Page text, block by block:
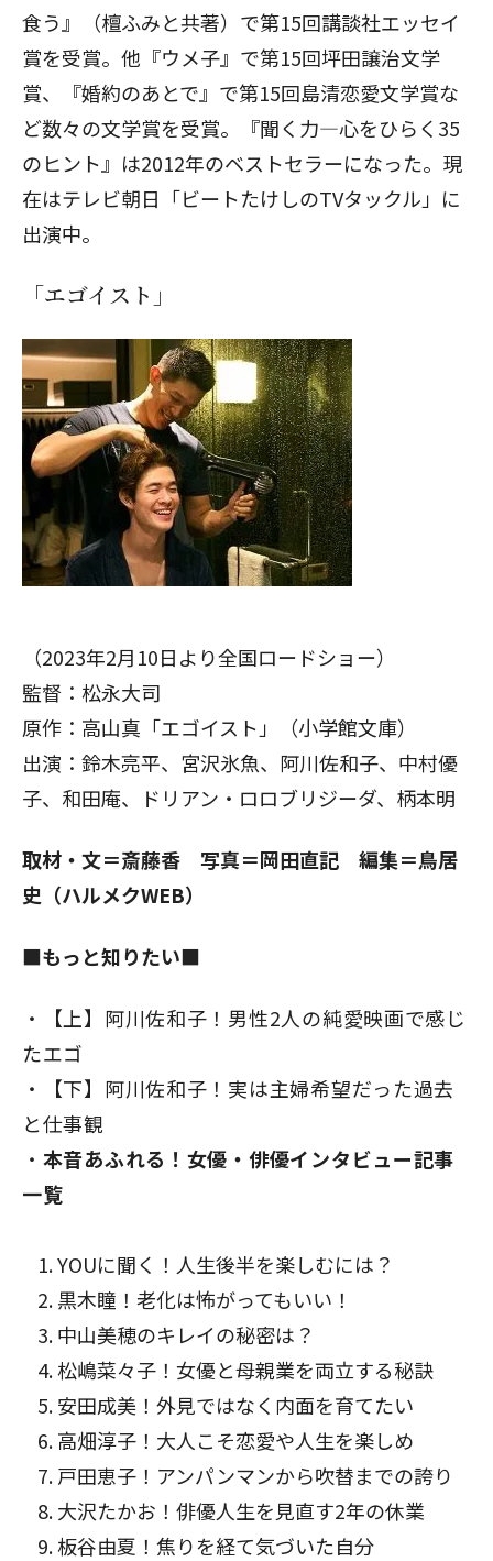
食う』（檀ふみと共著）で第15回講談社エッセイ
賞を受賞。他『ウメ子』で第15回坪田譲治文学
賞、『婚約のあとで』で第15回島清恋愛文学賞な
ど数々の文学賞を受賞。『聞く力―心をひらく35
のヒント』は2012年のベストセラーになった。現
在はテレビ朝日「ビートたけしのTVタックル」に
出演中。
「エゴイスト」
（2023年2月10日より全国ロードショー）
監督：松永大司
原作：高山真「エゴイスト」（小学館文庫）
出演：鈴木亮平、宮沢氷魚、阿川佐和子、中村優
子、和田庵、ドリアン・ロロブリジーダ、柄本明
取材・文＝斎藤香 写真＝岡田直記 編集＝鳥居
史（ハルメクWEB）
■もっと知りたい■
【上】阿川佐和子！男性2人の純愛映画で感じ
たエゴ
【下】阿川佐和子！実は主婦希望だった過去
と仕事観
本音あふれる！女優・俳優インタビュー記事
一覧
YOUに聞く！人生後半を楽しむには？
黒木瞳！老化は怖がってもいい！
中山美穂のキレイの秘密は ？
松嶋菜々子！女優と母親業を両立する秘訣
安田成美！外見ではなく内面を育てたい
高畑淳子！大人こそ恋愛や人生を楽しめ
戸田恵子！アンパンマンから吹替までの誇り
大沢たかお！俳優人生を見直す2年の休業
板谷由夏！焦りを経て気づいた自分
閉じる